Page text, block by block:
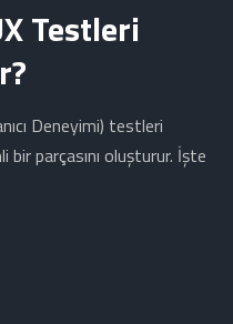
Testleri
Deneyimi) testleri
bir parçasını oluşturur. İşte